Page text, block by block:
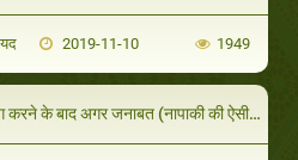
2019-11-10 1949
अनिवार्य व फ़र्ज़ है) की स्थिति में ही सोना चाहें तो उनके लिए मुस्तह़ब (बेहतर) यह है कि वे वुज़ू करलें। (और फिर सोएं) इसकी शिक्षा व आदेश नबी सल्लल्ल